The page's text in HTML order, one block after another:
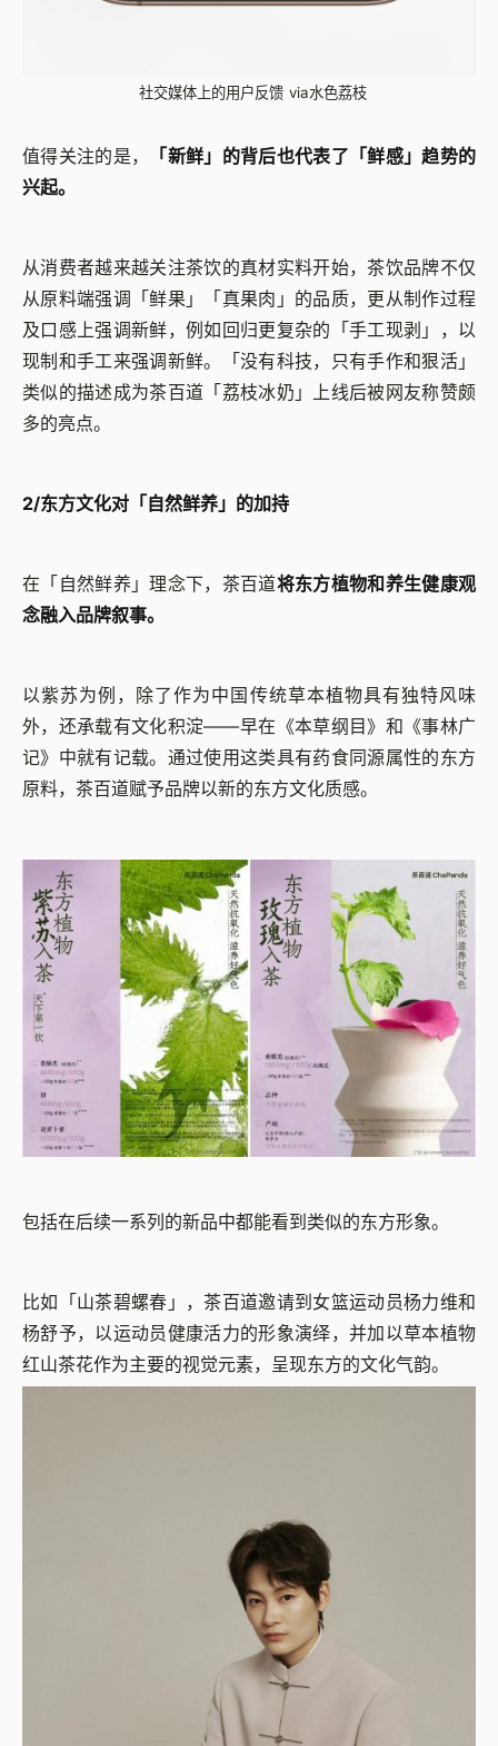
社交媒体上的用户反馈 via水色荔枝
值得关注的是，
「新鲜」的背后也代表了「鲜感」趋势的
兴起。
从消费者越来越关注茶饮的真材实料开始，茶饮品牌不仅
从原料端强调「鲜果」「真果肉」的品质，更从制作过程
及口感上强调新鲜，例如回归更复杂的「手工现剥」，以
现制和手工来强调新鲜。「没有科技，只有手作和狠活」
类似的描述成为茶百道「荔枝冰奶」上线后被网友称赞颇
多的亮点。
2/东方文化对「自然鲜养」的加持
在「自然鲜养」理念下，茶百道将东方植物和养生健康观
念融入品牌叙事。
以紫苏为例，除了作为中国传统草本植物具有独特风味
外，还承载有文化积淀——早在《本草纲目》和《事林广
记》中就有记载。通过使用这类具有药食同源属性的东方
原料，茶百道赋予品牌以新的东方文化质感。
包括在后续一系列的新品中都能看到类似的东方形象。
比如「山茶碧螺春」，茶百道邀请到女篮运动员杨力维和
杨舒予，以运动员健康活力的形象演绎，并加以草本植物
红山茶花作为主要的视觉元素，呈现东方的文化气韵。